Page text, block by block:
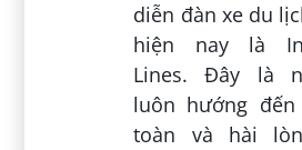
diễn đàn xe du
hiện nay là
Lines. Đây là
luôn hướng
toàn và hài